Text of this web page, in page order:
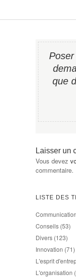
que
Laisser un
Vous devez
commentaire.
LISTE DES
Communication
Conseils (53)
Divers (123)
Innovation (71)
L'esprit
L'organisation